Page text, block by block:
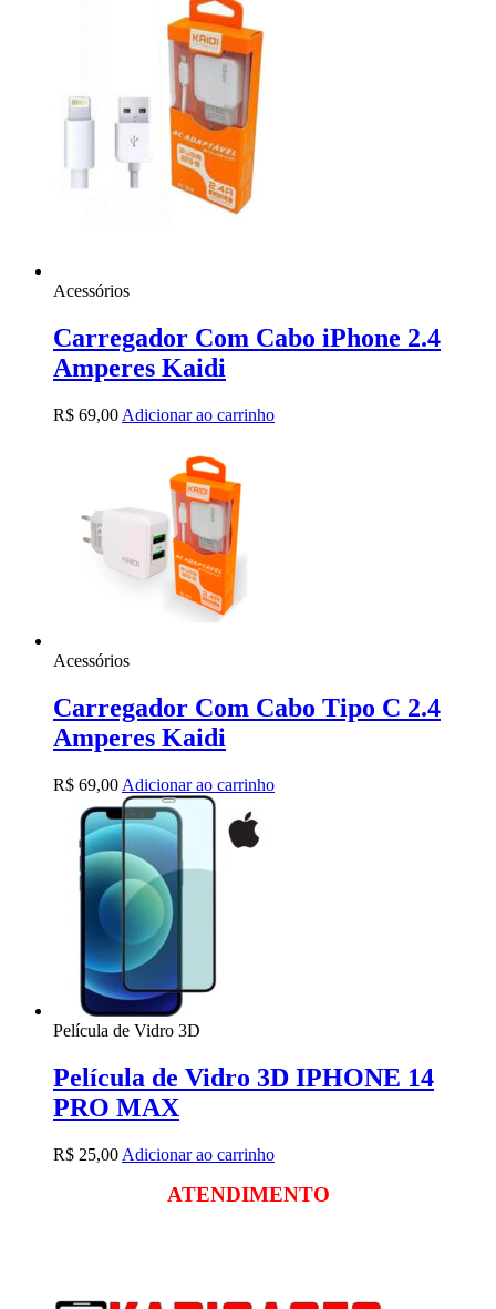
Acessórios
Carregador Com Cabo iPhone 2.4
Amperes Kaidi
R$ 69,00 Adicionar ao carrinho
Acessórios
Carregador Com Cabo Tipo C 2.4
Amperes Kaidi
R$ 69,00 Adicionar ao carrinho
Película de Vidro 3D
Película de Vidro 3D IPHONE 14
PRO MAX
R$ 25,00 Adicionar ao carrinho
ATENDIMENTO